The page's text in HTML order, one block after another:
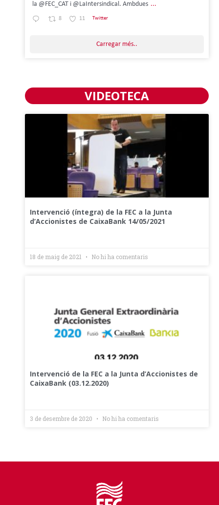
la @FEC_CAT i @LaIntersindical. Ambdues ...
8 11 Twitter
Carregar més..
VIDEOTECA
Intervenció (íntegra) de la FEC a la Junta
d’Accionistes de CaixaBank 14/05/2021
18 de maig de 2021 No hi ha comentaris
Intervenció de la FEC a la Junta d’Accionistes de
CaixaBank (03.12.2020)
3 de desembre de 2020 No hi ha comentaris